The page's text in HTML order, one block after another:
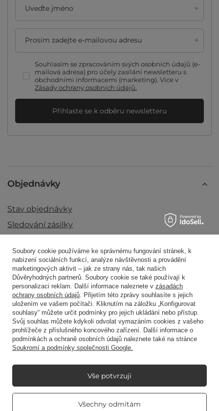
Uveďte jméno
Prosím zadejte e-mailovou adresu
Souhlasím se zpracováním svých osobních údajů (e-
mailová adresa) pro účely zasílání newsletteru s
obchodními informacemi (marketing). Více v
Zásady ochrany osobních údajů.
Přihlaste se k odběru newsletteru
Objednávky
Stav objednávky
Sledování zásilky
Chci vrátit produkt
Chci vyměnit produkt
Kontakt
Účet
Můj Candle World
Soubory cookie používáme ke správnému fungování stránek, k
nabízení sociálních funkcí, analýze návštěvnosti a provádění
marketingových aktivit – jak ze strany nás, tak našich
Důvěryhodných partnerů. Soubory cookie se také používají k
personalizaci reklam. Další informace naleznete v zásadách
ochrany osobních údajů. Přijetím této zprávy souhlasíte s jejich
uložením ve vašem počítači. Kliknutím na záložku „Konfigurovat
souhlasy“ můžete určit podmínky pro jejich ukládání nebo přístup.
Svůj souhlas můžete kdykoli odvolat vymazáním cookies z vašeho
prohlížeče z příslušného koncového zařízení. Další informace o
podmínkách a ochraně osobních údajů naleznete také na stránce
Soukromí a podmínky společnosti Google.
Všechny odmítám
Vše potvrzuji